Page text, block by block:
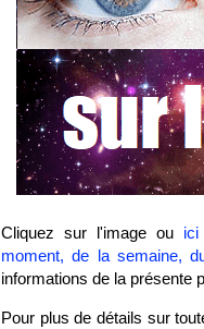
Cliquez sur l'image ou
moment, de la semaine,
informations de la présente
Pour plus de détails sur